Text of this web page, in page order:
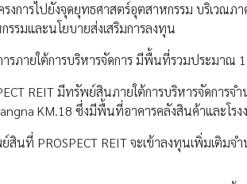
งการไปยังจุดยุทธศาสตร์อุตสาหกรรม บริเวณภ
รรมและนโยบายส่งเสริมการลงทุน
ารภายใต้การบริหารจัดการ มีพื้นที่รวมประมาณ
REIT มีทรัพย์สินภายใต้การบริหารจัดการจ
KM.18 ซึ่งมีพื้นที่อาคารคลังสินค้าและโรง
สินที่ PROSPECT REIT จะเข้าลงทุนเพิ่มเติม